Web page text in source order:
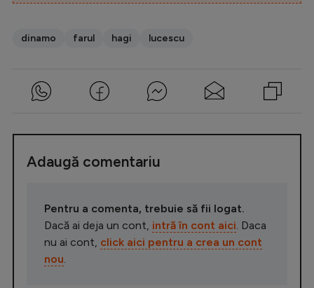
dinamo farul hagi lucescu
Adaugă comentariu
Pentru a comenta, trebuie să fii logat.
Dacă ai deja un cont, intră în cont aici. Daca
nu ai cont, click aici pentru a crea un cont
nou.